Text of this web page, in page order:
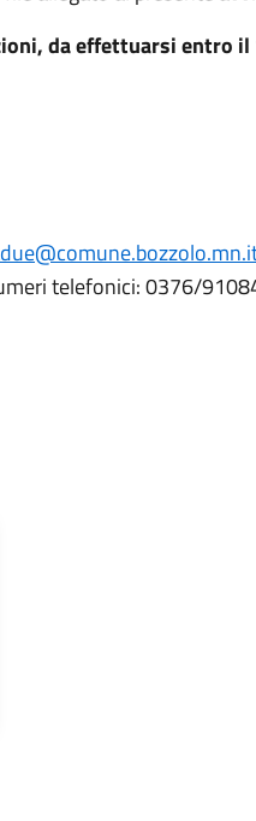
da effettuarsi entro
telefonici: 0376/